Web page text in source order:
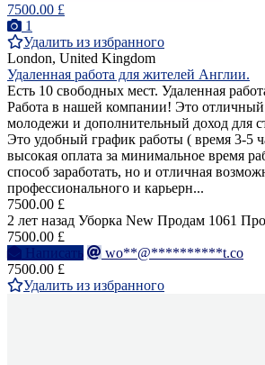
7500.00 £
1
Удалить из избранного
London, United Kingdom
Удаленная работа для жителей Англии.
Есть 10 свободных мест. Удаленная
Работа в нашей компании! Это отличный
молодежи и дополнительный доход для
Это удобный график работы ( время 3-5
высокая оплата за минимальное время
способ заработать, но и отличная
профессионального и карьерн...
7500.00 £
2 лет назад Уборка New Продам 1061
7500.00 £
Написать
wo**@**********t.co
7500.00 £
Удалить из избранного